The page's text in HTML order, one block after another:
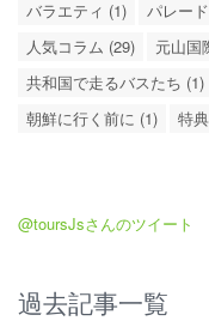
バラエティ (1)
パレー
人気コラム (29)
元山国
共和国で走るバスたち (1)
朝鮮に行く前に (1)
特
@toursJsさんのツイート
過去記事一覧